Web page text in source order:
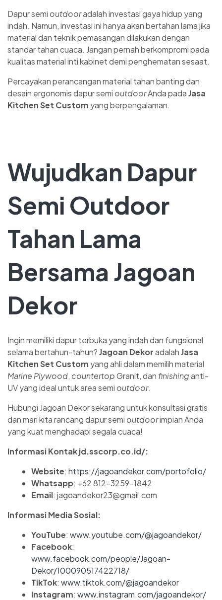
Dapur semi outdooradalah investasi gaya hidup yang
indah. Namun, investasi ini hanya akan bertahan lama jika
material dan teknik pemasangan dilakukan dengan
standar tahan cuaca. Jangan pernah berkompromi pada
kualitas material inti kabinet demi penghematan sesaat.
Percayakan perancangan material tahan banting dan
desain ergonomis dapur semi outdoorAnda padaJasa
Kitchen Set Custom yang berpengalaman.
Wujudkan Dapur
Semi Outdoor
Tahan Lama
Bersama Jagoan
Dekor
Ingin memiliki dapur terbuka yang indah dan fungsional
selama bertahun-tahun?Jagoan DekoradalahJasa
Kitchen Set Custom yang ahli dalam memilih material
Marine Plywood, countertopGranit, dan finishinganti-
UV yang ideal untuk area semi outdoor.
Hubungi Jagoan Dekor sekarang untuk konsultasi gratis
dan mari kita rancang dapur semi outdoorimpian Anda
yang kuat menghadapi segala cuaca!
Informasi Kontak jd.sscorp.co.id/:
Website: https://jagoandekor.com/portofolio/
Whatsapp: +62 812-3259-1842
Email: jagoandekor23@gmail.com
Informasi Media Sosial:
YouTube: www.youtube.com/@jagoandekor/
Facebook:
www.facebook.com/people/Jagoan-
Dekor/100090517422718/
TikTok: www.tiktok.com/@jagoandekor
Instagram: www.instagram.com/jagoandekor/